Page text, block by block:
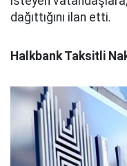
dağıttığını ilan etti.
Halkbank Taksitli